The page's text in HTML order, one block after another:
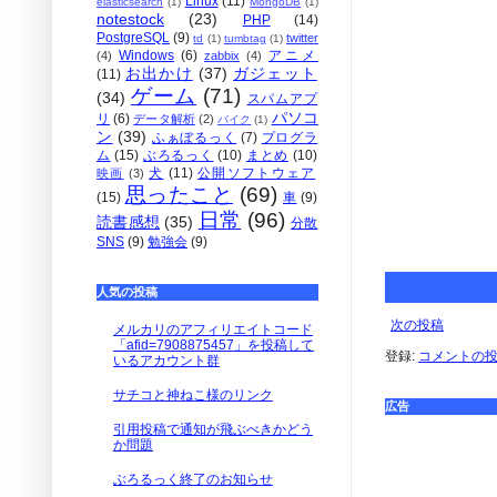
次の投稿
登録: コメントの
広告
notestock (23) PHP
(14)
PostgreSQL (9) td (1) tumbtag (1) twitter
(4) Windows (6) zabbix (4)
アニメ
(11) お出かけ (37) ガジェット
(34) ゲーム (71) スパムアプ
リ (6) データ解析 (2) バイク (1) パソコ
ン (39) ふぁぼるっく (7) プログラ
ム (15) ぶろるっく (10) まとめ (10)
映画 (3) 犬 (11) 公開ソフトウェア
(15) 思ったこと (69) 車 (9)
読書感想 (35) 日常 (96) 分散
SNS (9) 勉強会 (9)
人気の投稿
メルカリのアフィリエイトコード
「afid=7908875457」を投稿して
いるアカウント群
サチコと神ねこ様のリンク
引用投稿で通知が飛ぶべきかどう
か問題
ぶろるっく終了のお知らせ